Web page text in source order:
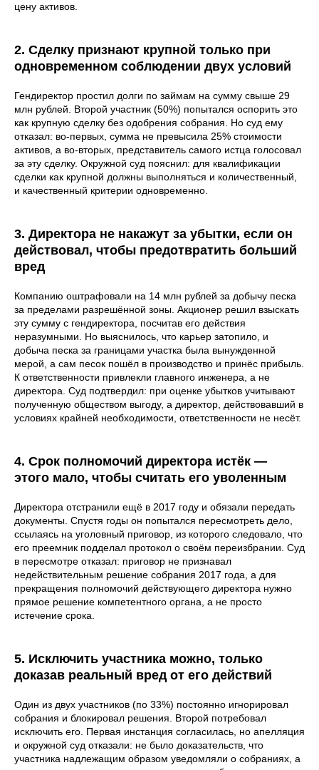
цену активов.
2. Сделку признают крупной только при
одновременном соблюдении двух условий
Гендиректор простил долги по займам на сумму свыше 29
млн рублей. Второй участник (50%) попытался оспорить это
как крупную сделку без одобрения собрания. Но суд ему
отказал: во-первых, сумма не превысила 25% стоимости
активов, а во-вторых, представитель самого истца голосовал
за эту сделку. Окружной суд пояснил: для квалификации
сделки как крупной должны выполняться и количественный,
и качественный критерии одновременно.
3. Директора не накажут за убытки, если он
действовал, чтобы предотвратить больший
вред
Компанию оштрафовали на 14 млн рублей за добычу песка
за пределами разрешённой зоны. Акционер решил взыскать
эту сумму с гендиректора, посчитав его действия
неразумными. Но выяснилось, что карьер затопило, и
добыча песка за границами участка была вынужденной
мерой, а сам песок пошёл в производство и принёс прибыль.
К ответственности привлекли главного инженера, а не
директора. Суд подтвердил: при оценке убытков учитывают
полученную обществом выгоду, а директор, действовавший в
условиях крайней необходимости, ответственности не несёт.
4. Срок полномочий директора истёк —
этого мало, чтобы считать его уволенным
Директора отстранили ещё в 2017 году и обязали передать
документы. Спустя годы он попытался пересмотреть дело,
ссылаясь на уголовный приговор, из которого следовало, что
его преемник подделал протокол о своём переизбрании. Суд
в пересмотре отказал: приговор не признавал
недействительным решение собрания 2017 года, а для
прекращения полномочий действующего директора нужно
прямое решение компетентного органа, а не просто
истечение срока.
5. Исключить участника можно, только
доказав реальный вред от его действий
Один из двух участников (по 33%) постоянно игнорировал
собрания и блокировал решения. Второй потребовал
исключить его. Первая инстанция согласилась, но апелляция
и окружной суд отказали: не было доказательств, что
участника надлежащим образом уведомляли о собраниях, а